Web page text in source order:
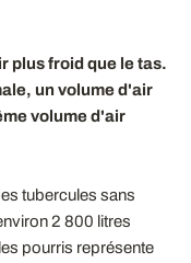
plus froid que le tas.
un volume d'air
volume d'air
tubercules sans
2 800 litres
pourris représente